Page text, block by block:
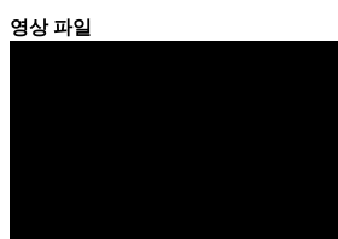
영상 파일